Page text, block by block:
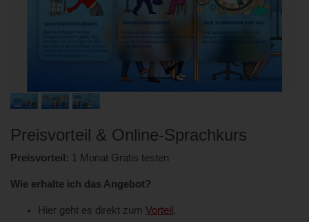
Preisvorteil & Online-Sprachkurs
Preisvorteil: 1 Monat Gratis testen
Wie erhalte ich das Angebot?
Hier geht es direkt zum Vorteil .